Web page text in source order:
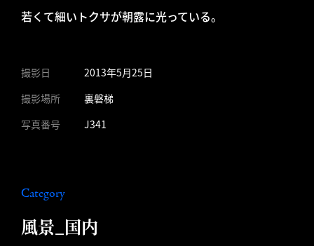
若くて細いトクサが朝露に光っている。
撮影日
2013年5月25日
撮影場所
裏磐梯
写真番号
J341
Category
風景_国内